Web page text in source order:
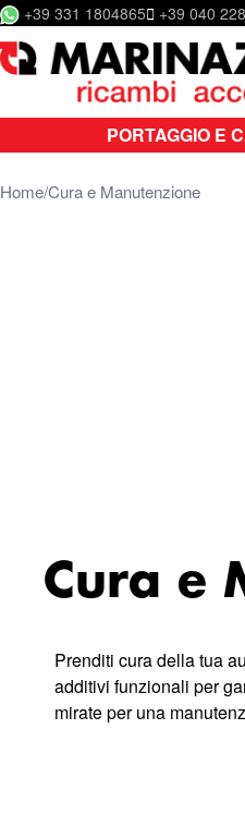
Salta al contenuto
+39 331 1804865 +39 040
PORTAGGIO E
HomeCura e Manutenzione
Cura e
Prenditi cura della tua
additivi funzionali per
mirate per una